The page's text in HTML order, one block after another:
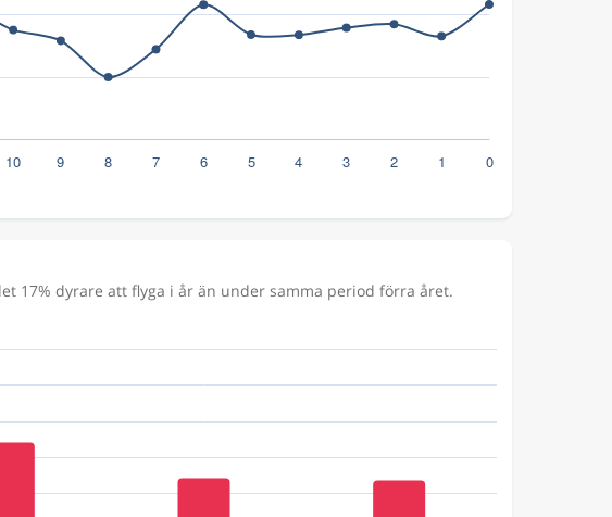
17% dyrare att flyga i år än under samma period förra året.